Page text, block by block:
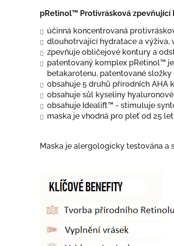
pRetinol™ Protivrásková zpevňující
účinná koncentrovaná
dlouhotrvající hydratace a výživa,
zpevňuje obličejové kontury a
patentovaný komplex pRetinol™
betakarotenu, patentované
obsahuje 5 druhů přírodních AHA
obsahuje sůl kyseliny
obsahuje Idealift™ - stimuluje
maska je vhodná pro pleť od 25 let
Maska je alergologicky testována